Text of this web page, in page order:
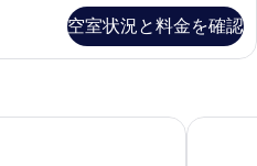
空室状況と料金を確認
ート ハイズ